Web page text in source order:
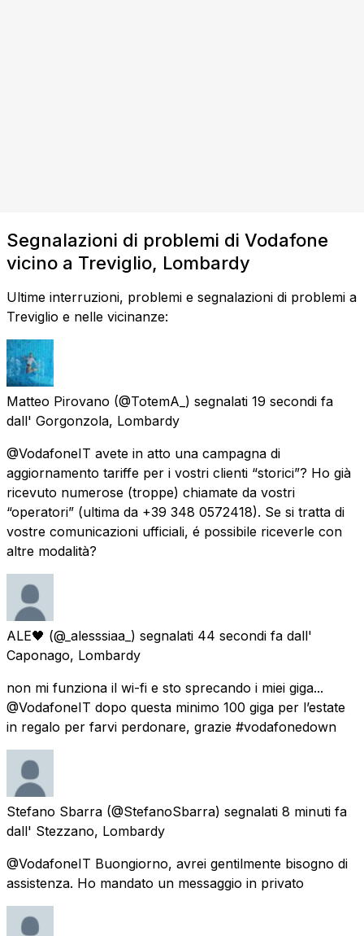
Segnalazioni di problemi di Vodafone
vicino a Treviglio, Lombardy
Ultime interruzioni, problemi e segnalazioni di problemi a
Treviglio e nelle vicinanze:
Matteo Pirovano (@TotemA_) segnalati 19 secondi fa
dall' Gorgonzola, Lombardy
@VodafoneIT avete in atto una campagna di
aggiornamento tariffe per i vostri clienti “storici”? Ho già
ricevuto numerose (troppe) chiamate da vostri
“operatori” (ultima da +39 348 0572418). Se si tratta di
vostre comunicazioni ufficiali, é possibile riceverle con
altre modalità?
ALE🖤 (@_alesssiaa_) segnalati 44 secondi fa dall'
Caponago, Lombardy
non mi funziona il wi-fi e sto sprecando i miei giga...
@VodafoneIT dopo questa minimo 100 giga per l’estate
in regalo per farvi perdonare, grazie #vodafonedown
Stefano Sbarra (@StefanoSbarra) segnalati 8 minuti fa
dall' Stezzano, Lombardy
@VodafoneIT Buongiorno, avrei gentilmente bisogno di
assistenza. Ho mandato un messaggio in privato